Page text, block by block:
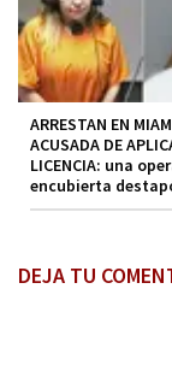
ARRESTAN EN
ACUSADA DE
LICENCIA: una
encubierta
DEJA TU